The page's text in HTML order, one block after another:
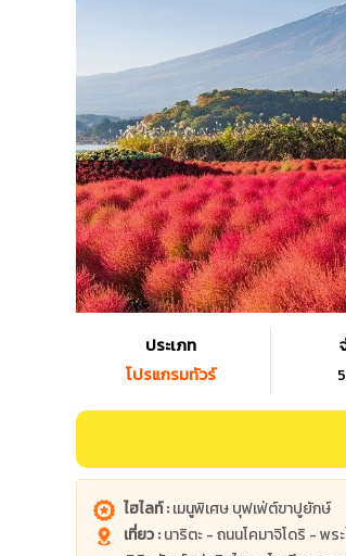
search
ประเภท
โปรแกรมทัวร์
ไฮไลท์ :เมนูพิเศษ บุฟเฟ่ต์ขาปูยักษ์
เที่ยว :นาริตะ - ถนนโคมาจิโดริ - พร